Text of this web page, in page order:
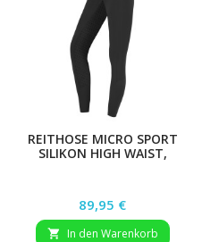
REITHOSE MICRO SPORT
SILIKON HIGH WAIST,
Preis
89,95 €
 In den Warenkorb